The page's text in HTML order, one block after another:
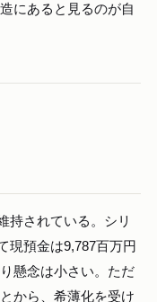
にあると見るのが自
持されている。シリ
現預金は9,787百万円
懸念は小さい。ただ
から、希薄化を受け